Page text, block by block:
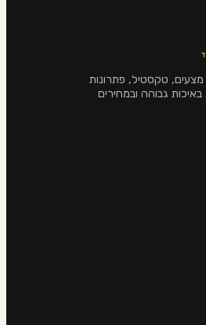
טקסטיל, פתרונות
גבוהה ובמחירים